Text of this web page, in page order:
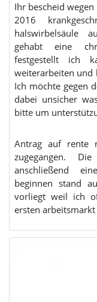
Ihr bescheid
2016
halswirbelsäule
gehabt eine
festgestellt ich
weiterarbeiten und
Ich möchte gegen
dabei unsicher
bitte um
Antrag auf rente
zugegangen.
anschließend
beginnen stand
vorliegt weil ich
ersten